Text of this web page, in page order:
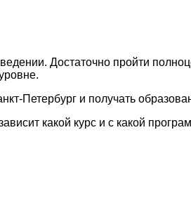
Достаточно пройти
Петербург и получать
какой курс и с какой